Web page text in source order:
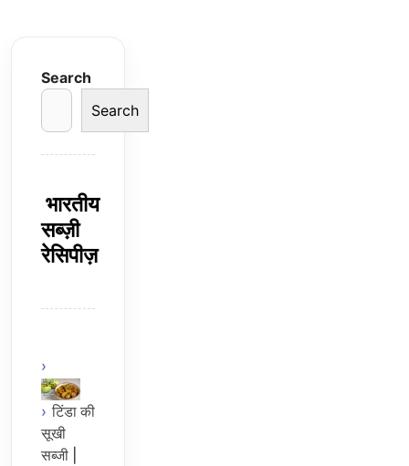
Search
Search
भारतीय
सब्ज़ी
रेसिपीज़
टिंडा की
सूखी
सब्जी |